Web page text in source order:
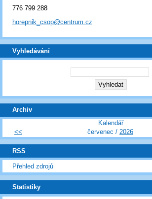
776 799 288
horepnik_csop@centrum.cz
Vyhledávání
Archiv
Kalendář
<<
červenec / 2026
RSS
Přehled zdrojů
Statistiky